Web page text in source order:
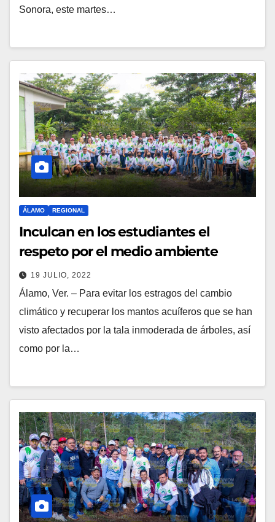
Sonora, este martes…
ÁLAMO REGIONAL
Inculcan en los estudiantes el
respeto por el medio ambiente
19 JULIO, 2022
Álamo, Ver. – Para evitar los estragos del cambio
climático y recuperar los mantos acuíferos que se han
visto afectados por la tala inmoderada de árboles, así
como por la…